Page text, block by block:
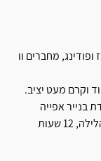
מחברים וו
וקרם מעט יציב.
מלבנית 20*30 מרופדת בנייר אפייה
ומשטחים באופן אחיד, מעבירים להקפאה למשך הלילה, 12 שעות